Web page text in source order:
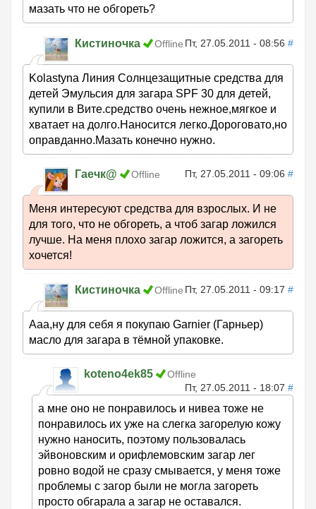
мазать что не обгореть?
Кистиночка Offline Пт, 27.05.2011 - 08:56 #
Kolastyna Линия Солнцезащитные средства для
детей Эмульсия для загара SPF 30 для детей,
купили в Вите.средство очень нежное,мягкое и
хватает на долго.Наносится легко.Дороговато,но
оправданно.Мазать конечно нужно.
Гаечк@ Offline Пт, 27.05.2011 - 09:06 #
Меня интересуют средства для взрослых. И не
для того, что не обгореть, а чтоб загар ложился
лучше. На меня плохо загар ложится, а загореть
хочется!
Кистиночка Offline Пт, 27.05.2011 - 09:17 #
Ааа,ну для себя я покупаю Garnier (Гарньер)
масло для загара в тёмной упаковке.
koteno4ek85
Offline
Пт, 27.05.2011 - 18:07 #
а мне оно не понравилось и нивеа тоже не
понравилось их уже на слегка загорелую кожу
нужно наносить, поэтому пользовалась
эйвоновским и орифлемовским загар лег
ровно водой не сразу смывается, у меня тоже
проблемы с загор были не могла загореть
просто обгарала а загар не оставался.